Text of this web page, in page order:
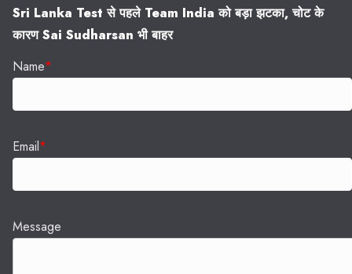
Sri Lanka Test से पहले Team India को बड़ा झटका, चोट के
कारण Sai Sudharsan भी बाहर
Name*
Email*
Message